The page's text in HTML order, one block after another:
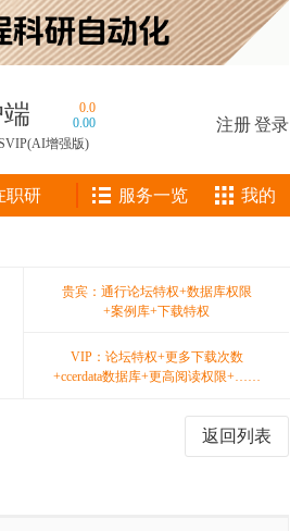
0.0
0.00
增强版)
注册登录
职研 服务一览 我的
贵宾：通行论坛特权+数据库权限
+案例库+下载特权
VIP：论坛特权+更多下载次数
+ccerdata数据库+更高阅读权限+……
返回列表